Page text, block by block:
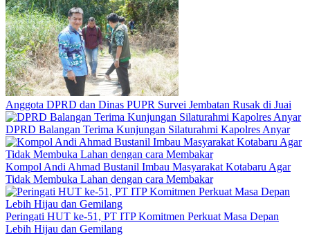
Anggota DPRD dan Dinas PUPR Survei Jembatan Rusak di Juai
DPRD Balangan Terima Kunjungan Silaturahmi Kapolres Anyar
Kompol Andi Ahmad Bustanil Imbau Masyarakat Kotabaru Agar
Tidak Membuka Lahan dengan cara Membakar
Peringati HUT ke-51, PT ITP Komitmen Perkuat Masa Depan
Lebih Hijau dan Gemilang